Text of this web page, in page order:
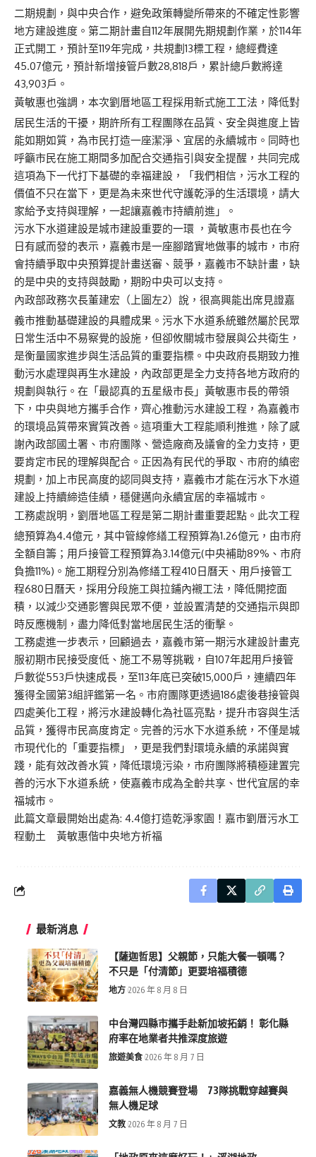
二期規劃，與中央合作，避免政策轉變所帶來的不確定性影響
地方建設進度。第二期計畫自112年展開先期規劃作業，於114年
正式開工，預計至119年完成，共規劃13標工程，總經費達
45.07億元，預計新增接管戶數28,818戶，累計總戶數將達
43,903戶。
黃敏惠也強調，本次劉厝地區工程採用新式施工工法，降低對
居民生活的干擾，期許所有工程團隊在品質、安全與進度上皆
能如期如質，為市民打造一座潔淨、宜居的永續城市。同時也
呼籲市民在施工期間多加配合交通指引與安全提醒，共同完成
這項為下一代打下基礎的幸福建設，「我們相信，污水工程的
價值不只在當下，更是為未來世代守護乾淨的生活環境，請大
家給予支持與理解，一起讓嘉義市持續前進」。
污水下水道建設是城市建設重要的一環 ，黃敏惠市長也在今
日有感而發的表示，嘉義市是一座腳踏實地做事的城市，市府
會持續爭取中央預算提計畫送審、競爭，嘉義市不缺計畫，缺
的是中央的支持與鼓勵，期盼中央可以支持。
內政部政務次長董建宏（上圖左2）說，很高興能出席見證嘉
義市推動基礎建設的具體成果。污水下水道系統雖然屬於民眾
日常生活中不易察覺的設施，但卻攸關城市發展與公共衛生，
是衡量國家進步與生活品質的重要指標。中央政府長期致力推
動污水處理與再生水建設，內政部更是全力支持各地方政府的
規劃與執行。在「最認真的五星級市長」黃敏惠市長的帶領
下，中央與地方攜手合作，齊心推動污水建設工程，為嘉義市
的環境品質帶來實質改善。這項重大工程能順利推進，除了感
謝內政部國土署、市府團隊、營造廠商及議會的全力支持，更
要肯定市民的理解與配合。正因為有民代的爭取、市府的縝密
規劃，加上市民高度的認同與支持，嘉義市才能在污水下水道
建設上持續締造佳績，穩健邁向永續宜居的幸福城市。
工務處說明，劉厝地區工程是第二期計畫重要起點。此次工程
總預算為4.4億元，其中管線修繕工程預算為1.26億元，由市府
全額自籌；用戶接管工程預算為3.14億元(中央補助89%、市府
負擔11%)。施工期程分別為修繕工程410日曆天、用戶接管工
程680日曆天，採用分段施工與拉鋪內襯工法，降低開挖面
積，以減少交通影響與民眾不便，並設置清楚的交通指示與即
時反應機制，盡力降低對當地居民生活的衝擊。
工務處進一步表示，回顧過去，嘉義市第一期污水建設計畫克
服初期市民接受度低、施工不易等挑戰，自107年起用戶接管
戶數從553戶快速成長，至113年底已突破15,000戶，連續四年
獲得全國第3組評鑑第一名。市府團隊更透過186處後巷接管與
四處美化工程，將污水建設轉化為社區亮點，提升市容與生活
品質，獲得市民高度肯定。完善的污水下水道系統，不僅是城
市現代化的「重要指標」，更是我們對環境永續的承諾與實
踐，能有效改善水質，降低環境污染，市府團隊將積極建置完
善的污水下水道系統，使嘉義市成為全齡共享、世代宜居的幸
福城市。
此篇文章最開始出處為: 4.4億打造乾淨家園！嘉市劉厝污水工
程動土 黃敏惠偕中央地方祈福
最新消息
【薩迦哲思】父親節，只能大餐一頓嗎？
不只是「付清節」更要培福積德
地方 2026 年 8 月 8 日
中台灣四縣市攜手赴新加坡拓銷！ 彰化縣
府率在地業者共推深度旅遊
旅遊美食 2026 年 8 月 7 日
嘉義無人機競賽登場 73隊挑戰穿越賽與
無人機足球
文教 2026 年 8 月 7 日